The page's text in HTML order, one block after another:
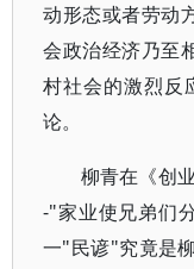
动形态或者劳动
会政治经济乃至
村社会的激烈反
论。
柳青在《创
-"家业使兄弟们
一"民谚"究竟是